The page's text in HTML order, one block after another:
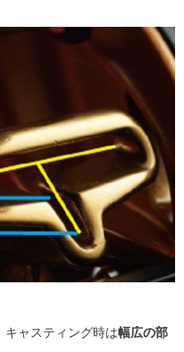
キャスティング時は幅広の部